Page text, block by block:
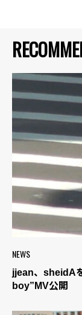
NEWS
jjean、sheidA
boy”MV公開